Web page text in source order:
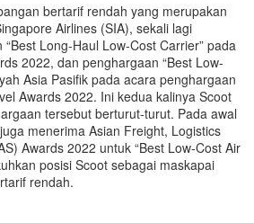
bertarif rendah yang merupakan
Airlines (SIA), sekali lagi
Long-Haul Low-Cost Carrier” pada
2022, dan penghargaan “Best Low-
Asia Pasifik pada acara penghargaan
Awards 2022. Ini kedua kalinya Scoot
tersebut berturut-turut. Pada awal
menerima Asian Freight, Logistics
Awards 2022 untuk “Best Low-Cost Air
posisi Scoot sebagai maskapai
rendah.